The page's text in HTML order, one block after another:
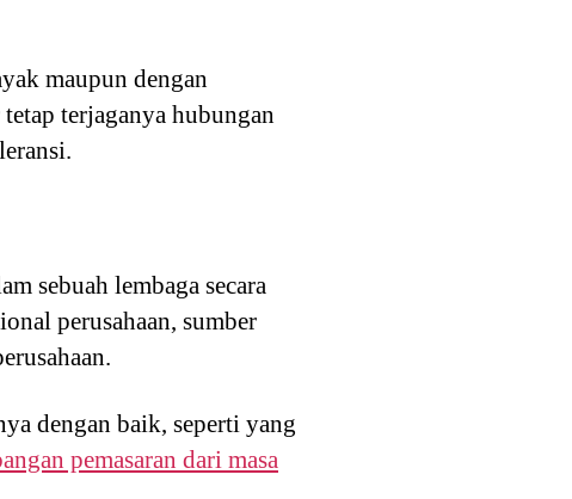
maupun dengan
terjaganya hubungan
sebuah lembaga secara
perusahaan, sumber
dengan baik, seperti yang
pemasaran dari masa